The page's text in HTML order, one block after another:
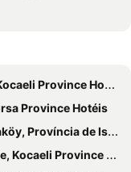
Province Hotéis
Province Hotéis
Província de Istambul Hotéis
Province Hotéis